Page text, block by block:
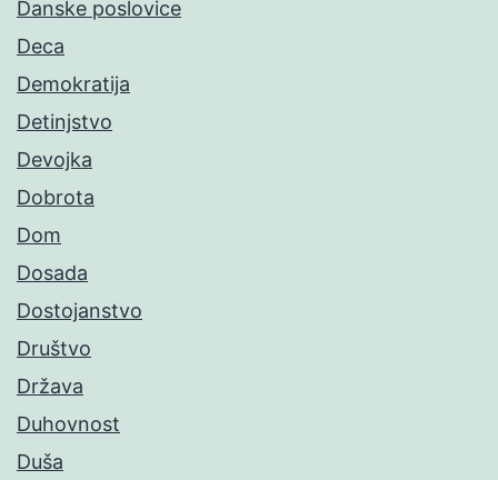
Danske poslovice
Deca
Demokratija
Detinjstvo
Devojka
Dobrota
Dom
Dosada
Dostojanstvo
Društvo
Država
Duhovnost
Duša